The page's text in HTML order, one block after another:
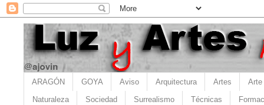
ARAGÓN GOYA Aviso Arquitectura Artes Arte
Naturaleza Sociedad Surrealismo Técnicas